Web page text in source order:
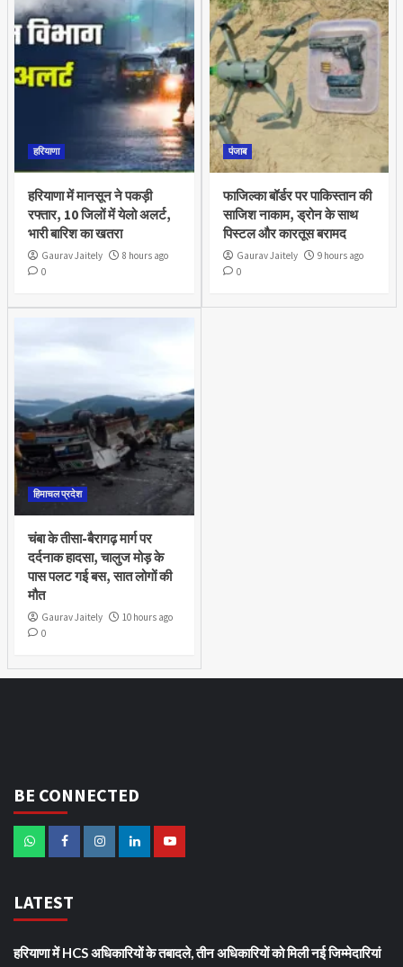
हरियाणा
हरियाणा में मानसून ने पकड़ी
रफ्तार, 10 जिलों में येलो अलर्ट,
भारी बारिश का खतरा
Gaurav Jaitely
8 hours ago
0
पंजाब
फाजिल्का बॉर्डर पर पाकिस्तान की
साजिश नाकाम, ड्रोन के साथ
पिस्टल और कारतूस बरामद
Gaurav Jaitely
9 hours ago
0
हिमाचल प्रदेश
चंबा के तीसा-बैरागढ़ मार्ग पर
दर्दनाक हादसा, चालुज मोड़ के
पास पलट गई बस, सात लोगों की
मौत
Gaurav Jaitely
10 hours ago
0
BE CONNECTED
LATEST
हरियाणा में HCS अधिकारियों के तबादले, तीन अधिकारियों को मिली नई जिम्मेदारियां